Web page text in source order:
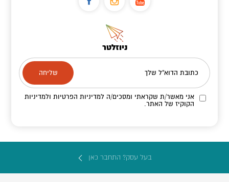
ניוזלטר
כתובת הדוא"ל שלך
אני מאשר/ת שקראתי ומסכים/הלמדיניות הפרטיות ולמדיניות
הקוקיז של האתר.
בעל עסק? התחבר כאן